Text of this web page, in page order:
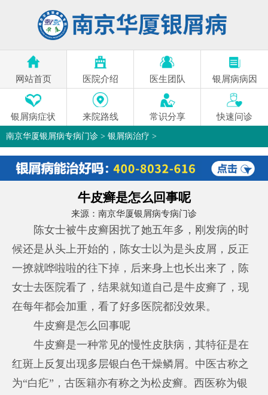
网站首页 医院介绍 医生团队 银屑病病因
银屑病症状 来院路线 常识分享 快速问诊
南京华厦银屑病专病门诊 > 银屑病治疗 >
牛皮癣是怎么回事呢
来源： 南京华厦银屑病专病门诊
陈女士被牛皮癣困扰了她五年多，刚发病的时
候还是从头上开始的，陈女士以为是头皮屑，反正
一撩就哗啦啦的往下掉，后来身上也长出来了，陈
女士去医院看了，结果就知道自己是牛皮癣了，现
在每年都会加重，看了好多医院都没效果。
牛皮癣是怎么回事呢
牛皮癣是一种常见的慢性皮肤病，其特征是在
红斑上反复出现多层银白色干燥鳞屑。中医古称之
为“白疕”，古医籍亦有称之为松皮癣。西医称为银